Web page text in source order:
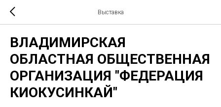
Выставка
ВЛАДИМИРСКАЯ
ОБЛАСТНАЯ ОБЩЕСТВЕННАЯ
ОРГАНИЗАЦИЯ "ФЕДЕРАЦИЯ
КИОКУСИНКАЙ"